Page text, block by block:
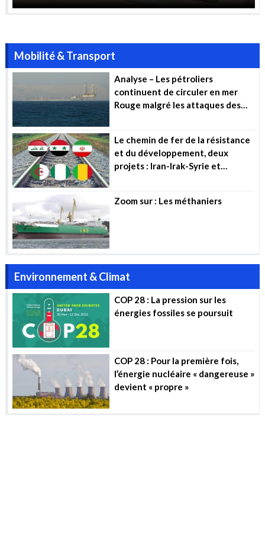
Mobilité & Transport
Analyse – Les pétroliers
continuent de circuler en mer
Rouge malgré les attaques des
Le chemin de fer de la résistance
et du développement, deux
projets : Iran-Irak-Syrie et
Zoom sur : Les méthaniers
Environnement & Climat
COP 28 : La pression sur les
énergies fossiles se poursuit
COP 28 : Pour la première fois,
l’énergie nucléaire « dangereuse »
devient « propre »